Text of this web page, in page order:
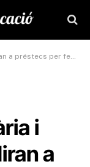
fer funcionar cooperatives
i
a